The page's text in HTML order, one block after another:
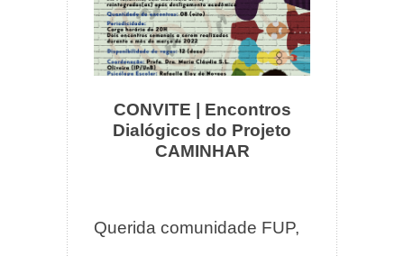
CONVITE | Encontros
Dialógicos do Projeto
CAMINHAR
Querida comunidade FUP,